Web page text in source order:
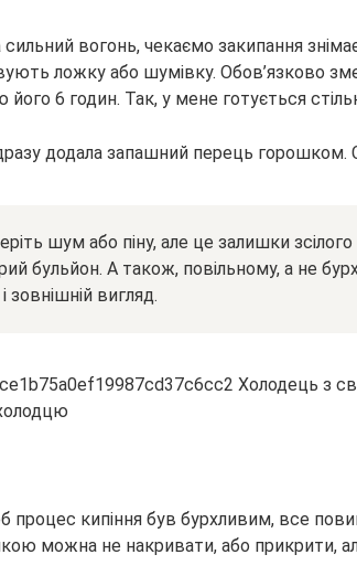
вогонь, чекаємо закипання
ложку або шумівку. Обов’язково
його 6 годин. Так, у мене готується
додала запашний перець горошком.
шум або піну, але це залишки
бульйон. А також, повільному, а не
зовнішній вигляд.
процес кипіння був бурхливим, все
можна не накривати, або прикрити,